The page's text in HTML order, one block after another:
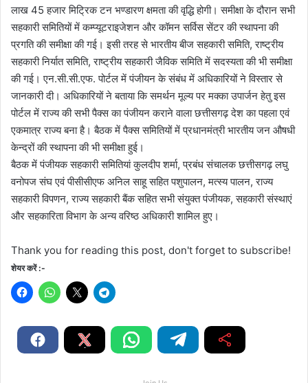
लाख 45 हजार मिट्रिक टन भण्डारण क्षमता की वृद्धि होगी। समीक्षा के दौरान सभी
सहकारी समितियों में कम्प्यूटराइजेशन और कॉमन सर्विस सेंटर की स्थापना की
प्रगति की समीक्षा की गई। इसी तरह से भारतीय बीज सहकारी समिति, राष्ट्रीय
सहकारी निर्यात समिति, राष्ट्रीय सहकारी जैविक समिति में सदस्यता की भी समीक्षा
की गई। एन.सी.सी.एफ. पोर्टल में पंजीयन के संबंध में अधिकारियों ने विस्तार से
जानकारी दी। अधिकारियों ने बताया कि समर्थन मूल्य पर मक्का उपार्जन हेतु इस
पोर्टल में राज्य की सभी पैक्स का पंजीयन कराने वाला छत्तीसगढ़ देश का पहला एवं
एकमात्र राज्य बना है। बैठक में पैक्स समितियों में प्रधानमंत्री भारतीय जन औषधी
केन्द्रों की स्थापना की भी समीक्षा हुई।
बैठक में पंजीयक सहकारी समितियां कुलदीप शर्मा, प्रबंध संचालक छत्तीसगढ़ लघु
वनोपज संघ एवं पीसीसीएफ अनिल साहू सहित पशुपालन, मत्स्य पालन, राज्य
सहकारी विपणन, राज्य सहकारी बैंक सहित सभी संयुक्त पंजीयक, सहकारी संस्थाएं
और सहकारिता विभाग के अन्य वरिष्ठ अधिकारी शामिल हुए।
Thank you for reading this post, don't forget to subscribe!
शेयर करें :-